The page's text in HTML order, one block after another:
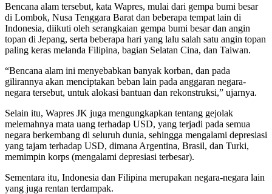
Bencana alam tersebut, kata Wapres, mulai dari gempa bumi besar
di Lombok, Nusa Tenggara Barat dan beberapa tempat lain di
Indonesia, diikuti oleh serangkaian gempa bumi besar dan angin
topan di Jepang, serta beberapa hari yang lalu salah satu angin topan
paling keras melanda Filipina, bagian Selatan Cina, dan Taiwan.
“Bencana alam ini menyebabkan banyak korban, dan pada
gilirannya akan menciptakan beban lain pada anggaran negara-
negara tersebut, untuk alokasi bantuan dan rekonstruksi,” ujarnya.
Selain itu, Wapres JK juga mengungkapkan tentang gejolak
melemahnya mata uang terhadap USD, yang terjadi pada semua
negara berkembang di seluruh dunia, sehingga mengalami depresiasi
yang tajam terhadap USD, dimana Argentina, Brasil, dan Turki,
memimpin korps (mengalami depresiasi terbesar).
Sementara itu, Indonesia dan Filipina merupakan negara-negara lain
yang juga rentan terdampak.